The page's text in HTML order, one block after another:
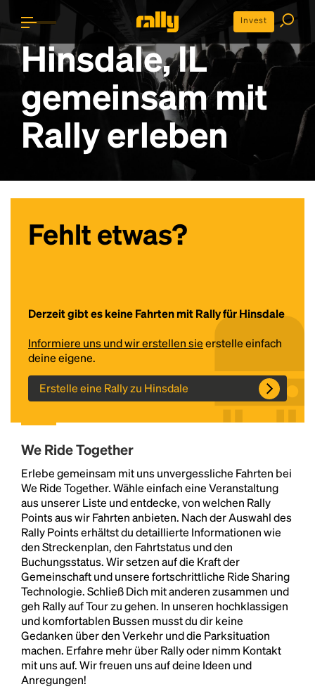
Invest
Hinsdale, IL
gemeinsam mit
Rally erleben
Fehlt etwas?
Derzeit gibt es keine Fahrten mit Rally für Hinsdale
Informiere uns und wir erstellen sieerstelle einfach
deine eigene.
Erstelle eine Rally zu Hinsdale
We Ride Together
Erlebe gemeinsam mit uns unvergessliche Fahrten bei
We Ride Together. Wähle einfach eine Veranstaltung
aus unserer Liste und entdecke, von welchen Rally
Points aus wir Fahrten anbieten. Nach der Auswahl des
Rally Points erhältst du detaillierte Informationen wie
den Streckenplan, den Fahrtstatus und den
Buchungsstatus. Wir setzen auf die Kraft der
Gemeinschaft und unsere fortschrittliche Ride Sharing
Technologie. Schließ Dich mit anderen zusammen und
geh Rally auf Tour zu gehen. In unseren hochklassigen
und komfortablen Bussen musst du dir keine
Gedanken über den Verkehr und die Parksituation
machen. Erfahre mehr über Rally oder nimm Kontakt
mit uns auf. Wir freuen uns auf deine Ideen und
Anregungen!
Headline
Lorem Ipsum is simply dummy text of the printing
and typesetting industry.Lorem Ipsum has been the
industry's standarddummy text ever since the
1500s, when an unknown printer took a galley of
type and scrambled it to make a type specimen
book. It has survived not only five centuries, but also
the leap into electronic typesetting, remaining
essentially unchanged.